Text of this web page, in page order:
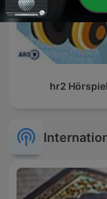
hr2 Hörspiel